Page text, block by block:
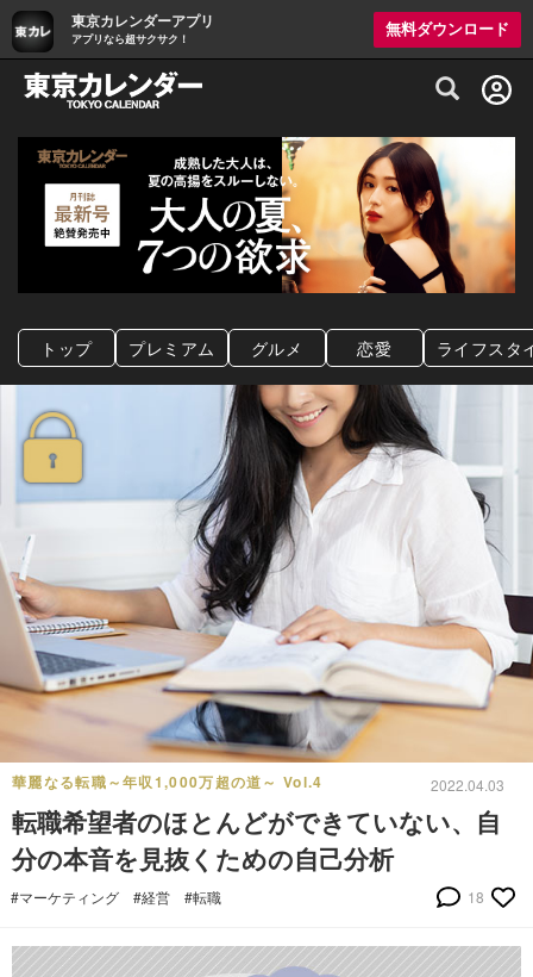
東京カレンダーアプリ
アプリなら超サクサク！
無料ダウンロード
グルメ情報・プレミアムレストラン予約
トップ プレミアム グルメ 恋愛 ライフスタ
華麗なる転職～年収1,000万超の道～ Vol.4 2022.04.03
転職希望者のほとんどができていない、自
分の本音を見抜くための自己分析
#マーケティング #経営 #転職 18